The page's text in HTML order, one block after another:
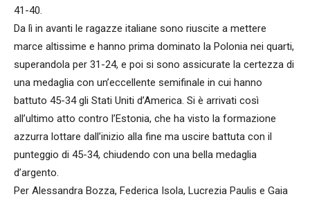
41-40.
Da lì in avanti le ragazze italiane sono riuscite a mettere
marce altissime e hanno prima dominato la Polonia nei quarti,
superandola per 31-24, e poi si sono assicurate la certezza di
una medaglia con un’eccellente semifinale in cui hanno
battuto 45-34 gli Stati Uniti d’America. Si è arrivati così
all’ultimo atto contro l’Estonia, che ha visto la formazione
azzurra lottare dall’inizio alla fine ma uscire battuta con il
punteggio di 45-34, chiudendo con una bella medaglia
d’argento.
Per Alessandra Bozza, Federica Isola, Lucrezia Paulis e Gaia